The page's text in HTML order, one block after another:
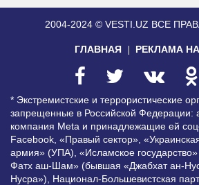
2004-2024 © VESTI.UZ ВСЕ
ГЛАВНАЯ РЕКЛАМА
* Экстремистские и террористические
запрещенные в Российской Федерации:
компания Meta и принадлежащие ей
Facebook, «Правый сектор»,
армия» (УПА), «Исламское
Фатх аш-Шам» (бывшая «Джабхат ан-
Нусра»), Национал-Большевистская